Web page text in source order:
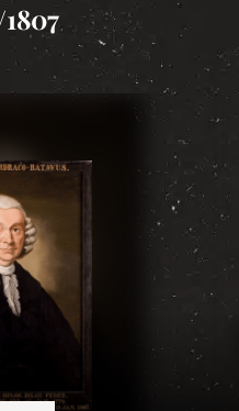
GRAF EN
INFORMATIE
CONTACT